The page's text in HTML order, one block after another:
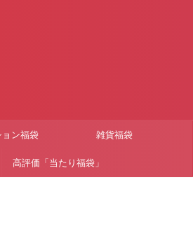
ン福袋 雑貨福袋
高評価「当たり福袋」